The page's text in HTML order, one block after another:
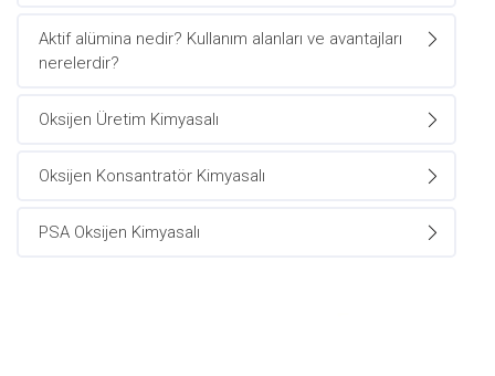
Aktif alümina nedir? Kullanım alanları ve avantajları
nerelerdir?
Oksijen Üretim Kimyasalı
Oksijen Konsantratör Kimyasalı
PSA Oksijen Kimyasalı